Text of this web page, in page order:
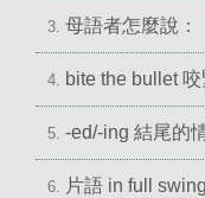
3. 母語者怎麼說：
4. bite the bullet 咬
5. -ed/-ing 結尾的
6. 片語 in full